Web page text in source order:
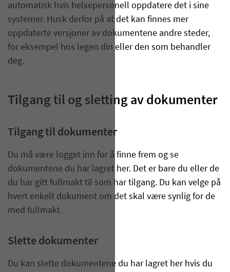
automatisk hvis helsepersonell oppdatere det i sine
systemer. Husk derfor på at det kan finnes mer
oppdaterte versjoner av dokumentene andre steder,
for eksempel hos legen din eller den som behandler
deg.
Tilgang til og sletting av dokumenter
Tilgang til dokumenter
Du må være logget inn for å finne frem og se
dokumentene du har lagret her. Det er bare du eller de
du har gitt fullmakt til som har tilgang. Du kan velge på
hvert enkelt dokument om det skal være synlig for de
med fullmakt.
Slette dokumenter
Du kan slette dokumentene du har lagret her hvis du